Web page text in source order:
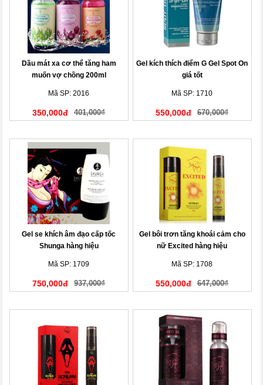
Dầu mát xa cơ thể tăng ham
muốn vợ chồng 200ml
Mã SP: 2016
350,000đ 401,000₫
Gel kích thích điểm G Gel Spot On
giá tốt
Mã SP: 1710
550,000đ 670,000₫
Gel se khích âm đạo cấp tốc
Shunga hàng hiệu
Mã SP: 1709
750,000đ 937,000₫
Gel bôi trơn tăng khoái cảm cho
nữ Excited hàng hiệu
Mã SP: 1708
550,000đ 647,000₫